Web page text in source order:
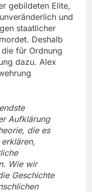
gebildeten Elite,
und
staatlicher
Deshalb
für Ordnung
dazu. Alex
Aufklärung
die es
Wie wir
Geschichte